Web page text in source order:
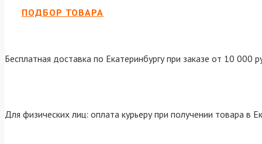
ПОДБОР ТОВАРА
Бесплатная доставка по Екатеринбургу при заказе от 10 000
Для физических лиц: оплата курьеру при получении товара в